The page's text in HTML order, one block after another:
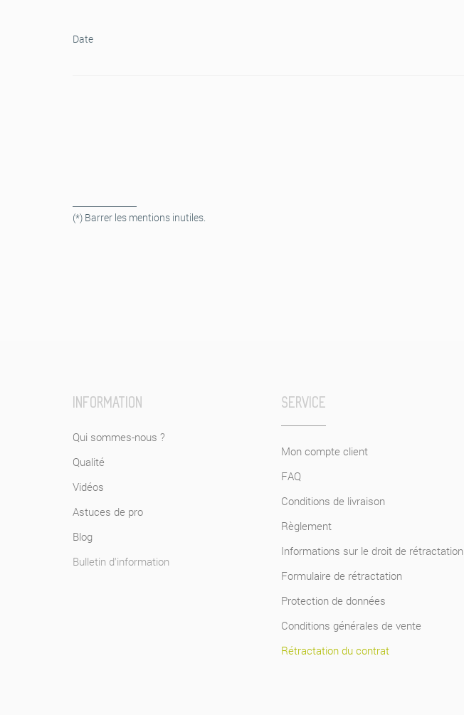
Date
(*) Barrer les mentions inutiles.
INFORMATION
Qui sommes-nous ?
Qualité
Vidéos
Astuces de pro
Blog
Bulletin d'information
SERVICE
Mon compte client
FAQ
Conditions de livraison
Règlement
Informations sur le droit de rétractation
Formulaire de rétractation
Protection de données
Conditions générales de vente
Rétractation du contrat